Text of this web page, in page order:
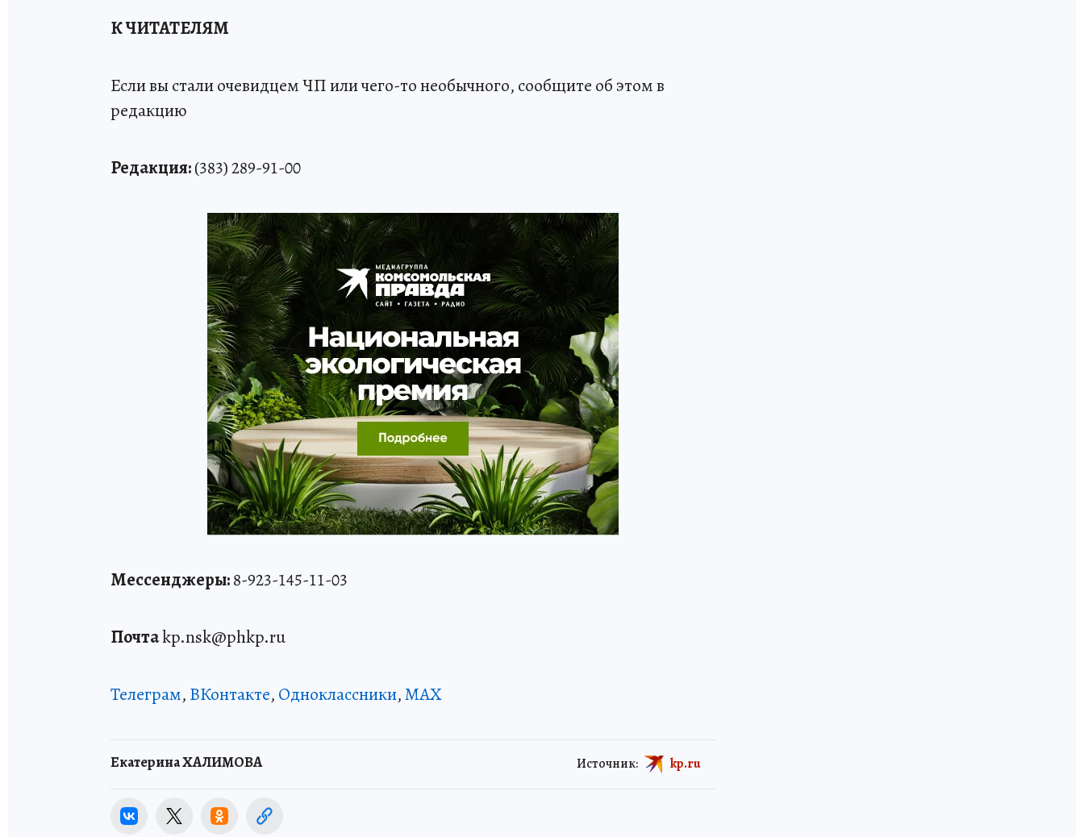
К ЧИТАТЕЛЯМ
Если вы стали очевидцем ЧП или чего-то необычного, сообщите об этом в
редакцию
Редакция:(383) 289-91-00
Мессенджеры:8-923-145-11-03
Почтаkp.nsk@phkp.ru
Телеграм, ВКонтакте, Одноклассники,MAX
Екатерина ХАЛИМОВА Источник: kp.ru